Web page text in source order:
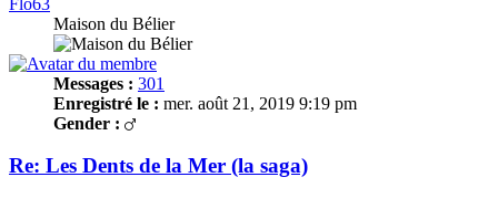
Maison du Bélier
Messages : 301
Enregistré le : mer. août 21, 2019 9:19 pm
Gender :
Re: Les Dents de la Mer (la saga)